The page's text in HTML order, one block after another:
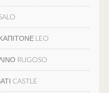
LEO
RUGOSO
CASTLE